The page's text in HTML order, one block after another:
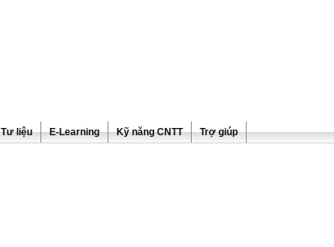
Tư liệu E-Learning Kỹ năng CNTT Trợ giúp